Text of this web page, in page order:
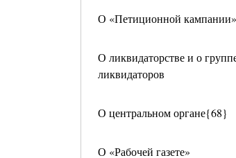
О «Петиционной кампании»
О ликвидаторстве и о
ликвидаторов
О центральном органе{68}
О «Рабочей газете»